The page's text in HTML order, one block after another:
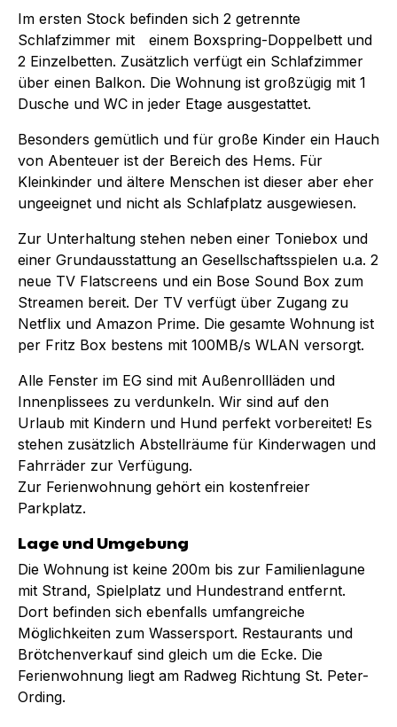
Im ersten Stock befinden sich 2 getrennte
Schlafzimmer mit einem Boxspring-Doppelbett und
2 Einzelbetten. Zusätzlich verfügt ein Schlafzimmer
über einen Balkon. Die Wohnung ist großzügig mit 1
Dusche und WC in jeder Etage ausgestattet.
Besonders gemütlich und für große Kinder ein Hauch
von Abenteuer ist der Bereich des Hems. Für
Kleinkinder und ältere Menschen ist dieser aber eher
ungeeignet und nicht als Schlafplatz ausgewiesen.
Zur Unterhaltung stehen neben einer Toniebox und
einer Grundausstattung an Gesellschaftsspielen u.a. 2
neue TV Flatscreens und ein Bose Sound Box zum
Streamen bereit. Der TV verfügt über Zugang zu
Netflix und Amazon Prime. Die gesamte Wohnung ist
per Fritz Box bestens mit 100MB/s WLAN versorgt.
Alle Fenster im EG sind mit Außenrollläden und
Innenplissees zu verdunkeln. Wir sind auf den
Urlaub mit Kindern und Hund perfekt vorbereitet! Es
stehen zusätzlich Abstellräume für Kinderwagen und
Fahrräder zur Verfügung.
Zur Ferienwohnung gehört ein kostenfreier
Parkplatz.
Lage und Umgebung
Die Wohnung ist keine 200m bis zur Familienlagune
mit Strand, Spielplatz und Hundestrand entfernt.
Dort befinden sich ebenfalls umfangreiche
Möglichkeiten zum Wassersport. Restaurants und
Brötchenverkauf sind gleich um die Ecke. Die
Ferienwohnung liegt am Radweg Richtung St. Peter-
Ording.